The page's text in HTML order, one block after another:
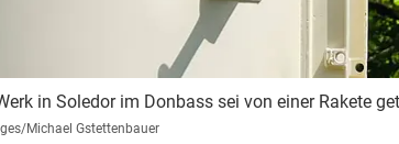
in Soledor im Donbass sei von einer Rakete
Michael Gstettenbauer